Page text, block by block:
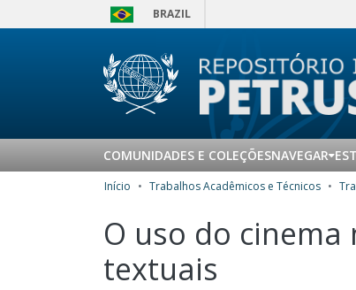
BRAZIL
COMUNIDADES E COLEÇÕESNAVEGAR
Início Trabalhos Acadêmicos e Técnicos
O uso do
textuais